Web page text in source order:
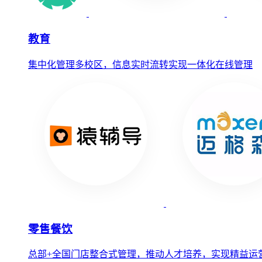
教育
集中化管理多校区，信息实时流转实现一体化在线管理
零售餐饮
总部+全国门店整合式管理，推动人才培养，实现精益运